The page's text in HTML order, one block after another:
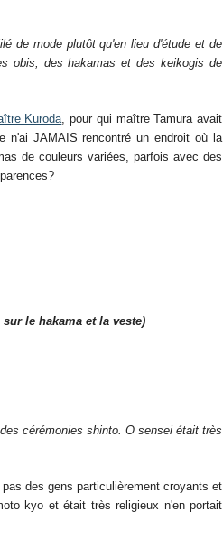
de mode plutôt qu'en lieu d'étude et de
obis, des hakamas et des keikogis de
Kuroda, pour qui maître Tamura avait
n'ai JAMAIS rencontré un endroit où la
de couleurs variées, parfois avec des
le hakama et la veste)
cérémonies shinto. O sensei était très
des gens particulièrement croyants et
kyo et était très religieux n'en portait